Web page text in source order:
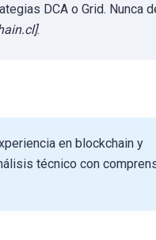
DCA o Grid. Nunca
.
en blockchain y
técnico con